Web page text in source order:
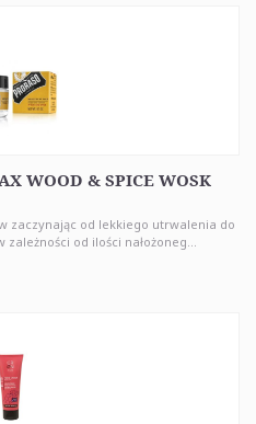
WOOD & SPICE WOSK
zaczynając od lekkiego utrwalenia do
od ilości nałożoneg...